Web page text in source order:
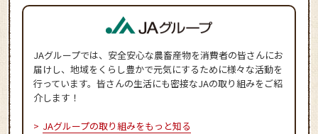
JAグループでは、安全安心な農畜産物を消費者の皆さんにお
届けし、地域をくらし豊かで元気にするために様々な活動を
行っています。皆さんの生活にも密接なJAの取り組みをご紹
介します！
JAグループの取り組みをもっと知る